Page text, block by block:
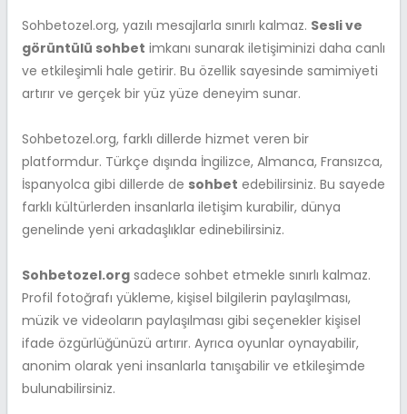
Sohbetozel.org, yazılı mesajlarla sınırlı kalmaz. Sesli ve
görüntülü sohbet imkanı sunarak iletişiminizi daha canlı
ve etkileşimli hale getirir. Bu özellik sayesinde samimiyeti
artırır ve gerçek bir yüz yüze deneyim sunar.
Sohbetozel.org, farklı dillerde hizmet veren bir
platformdur. Türkçe dışında İngilizce, Almanca, Fransızca,
İspanyolca gibi dillerde de sohbet edebilirsiniz. Bu sayede
farklı kültürlerden insanlarla iletişim kurabilir, dünya
genelinde yeni arkadaşlıklar edinebilirsiniz.
Sohbetozel.org sadece sohbet etmekle sınırlı kalmaz.
Profil fotoğrafı yükleme, kişisel bilgilerin paylaşılması,
müzik ve videoların paylaşılması gibi seçenekler kişisel
ifade özgürlüğünüzü artırır. Ayrıca oyunlar oynayabilir,
anonim olarak yeni insanlarla tanışabilir ve etkileşimde
bulunabilirsiniz.